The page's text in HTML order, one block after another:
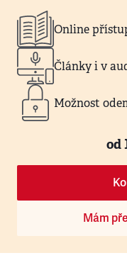
Online
Články i v
Možnost
od
Mám